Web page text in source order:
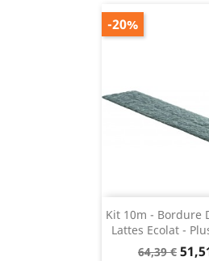
Kit 10m - Bordure
Lattes Ecolat -
Prix
64,39 € Prix
-20%